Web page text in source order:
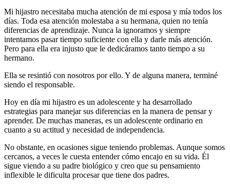
Mi hijastro necesitaba mucha atención de mi esposa y mía todos los
días. Toda esa atención molestaba a su hermana, quien no tenía
diferencias de aprendizaje. Nunca la ignoramos y siempre
intentamos pasar tiempo suficiente con ella y darle más atención.
Pero para ella era injusto que le dedicáramos tanto tiempo a su
hermano.
Ella se resintió con nosotros por ello. Y de alguna manera, terminé
siendo el responsable.
Hoy en día mi hijastro es un adolescente y ha desarrollado
estrategias para manejar sus diferencias en la manera de pensar y
aprender. De muchas maneras, es un adolescente ordinario en
cuanto a su actitud y necesidad de independencia.
No obstante, en ocasiones sigue teniendo problemas. Aunque somos
cercanos, a veces le cuesta entender cómo encajo en su vida. Él
sigue viendo a su padre biológico y creo que su pensamiento
inflexible le dificulta procesar que tiene dos padres.